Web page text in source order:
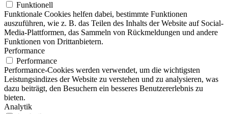
Funktionell
Funktionale Cookies helfen dabei, bestimmte Funktionen
auszuführen, wie z. B. das Teilen des Inhalts der Website auf Social-
Media-Plattformen, das Sammeln von Rückmeldungen und andere
Funktionen von Drittanbietern.
Performance
Performance
Performance-Cookies werden verwendet, um die wichtigsten
Leistungsindizes der Website zu verstehen und zu analysieren, was
dazu beiträgt, den Besuchern ein besseres Benutzererlebnis zu
bieten.
Analytik